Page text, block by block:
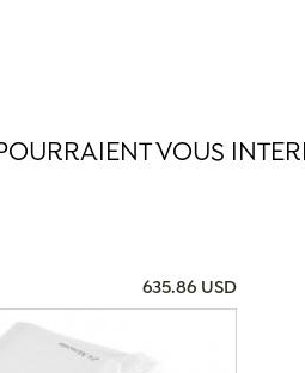
VOUS
635.86 USD